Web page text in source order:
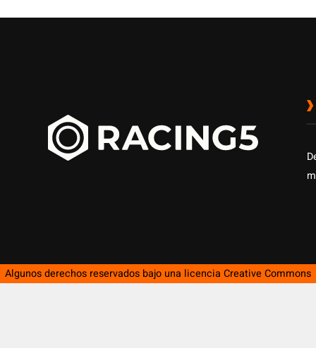
Algunos derechos reservados bajo una licencia Creative Commons